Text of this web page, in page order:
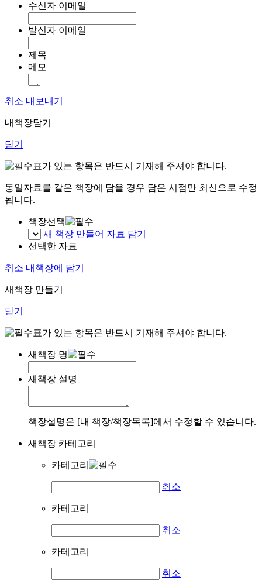
수신자 이메일
발신자 이메일
제목
메모
취소 내보내기
내책장담기
닫기
표가 있는 항목은 반드시 기재해 주셔야 합니다.
동일자료를 같은 책장에 담을 경우 담은 시점만 최신으로 수정
됩니다.
책장선택
새 책장 만들어 자료 담기
선택한 자료
취소 내책장에 담기
새책장 만들기
닫기
표가 있는 항목은 반드시 기재해 주셔야 합니다.
새책장 명
새책장 설명
책장설명은 [내 책장/책장목록]에서 수정할 수 있습니다.
새책장 카테고리
카테고리
취소
카테고리
취소
카테고리
취소